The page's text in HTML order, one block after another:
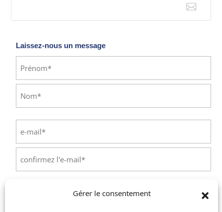
Gérer le consentement

Laissez-nous un message
Prénom
mail(Nécessaire)
Saisissez
un
e-
(Nécessaire)